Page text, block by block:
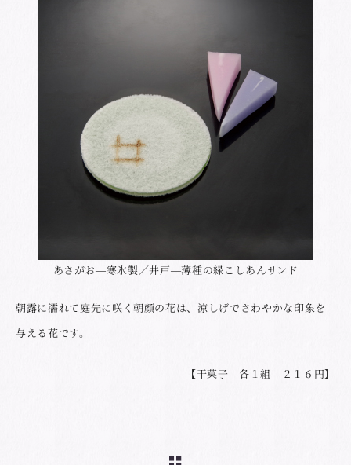
あさがお―寒氷製／井戸―薄種の緑こしあんサンド
朝露に濡れて庭先に咲く朝顔の花は、涼しげでさわやかな印象を
与える花です。
【干菓子 各１組 ２１６円】